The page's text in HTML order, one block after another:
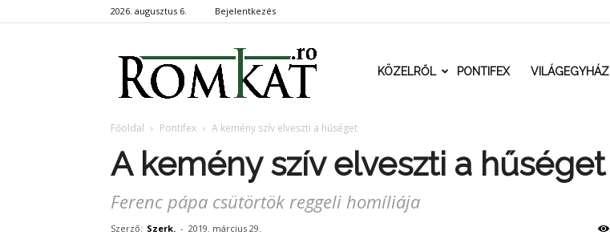
2026. augusztus 6. Bejelentkezés
RomKat.roKÖZELRŐL PONTIFEX VILÁGEGYHÁZ
Főoldal Pontifex A kemény szív elveszti a hűséget
A kemény szív elveszti a hűséget
Ferenc pápa csütörtök reggeli homíliája
Szerző: Szerk. - 2019. március 29.